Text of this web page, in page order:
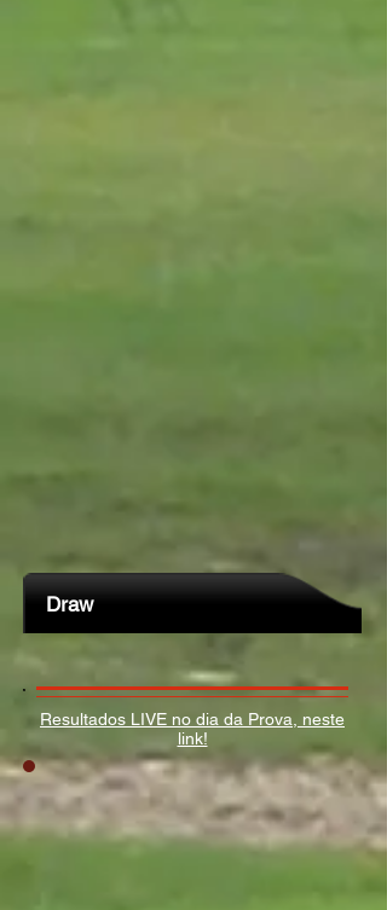
Draw
Resultados LIVE no dia da Prova, neste
link!